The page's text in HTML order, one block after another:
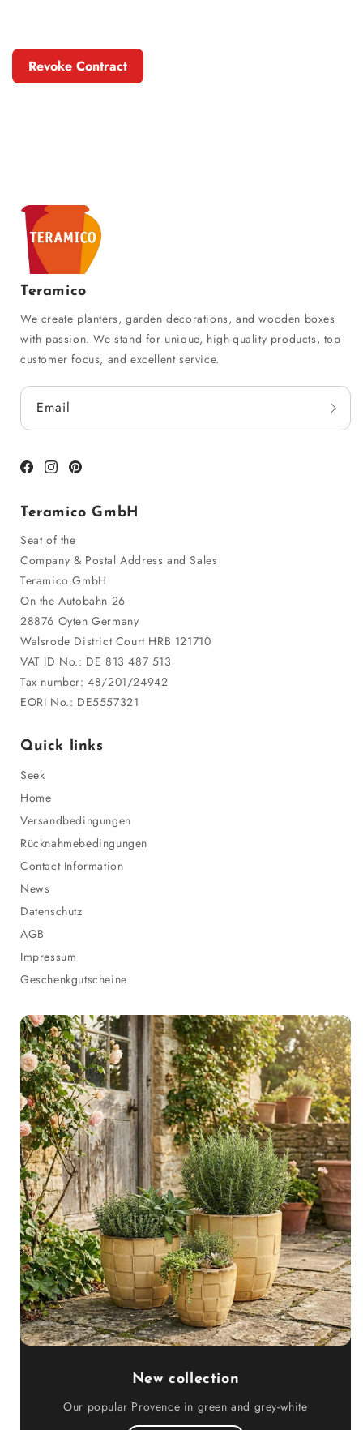
Revoke Contract
Teramico
We create planters, garden decorations, and wooden boxes
with passion. We stand for unique, high-quality products, top
customer focus, and excellent service.
Email
Facebook
InstagramPinterest
Teramico GmbH
Seat of the
Company & Postal Address and Sales
Teramico GmbH
On the Autobahn 26
28876 Oyten Germany
Walsrode District Court HRB 121710
VAT ID No.: DE 813 487 513
Tax number: 48/201/24942
EORI No.: DE5557321
Quick links
Seek
Home
Versandbedingungen
Rücknahmebedingungen
Contact Information
News
Datenschutz
AGB
Impressum
Geschenkgutscheine
New collection
Our popular Provence in green and grey-white